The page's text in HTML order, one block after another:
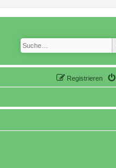
Registrieren